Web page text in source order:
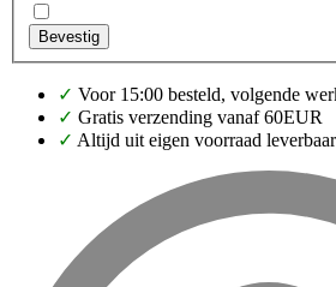
Bevestig
✓ Voor 15:00 besteld, volgende
✓ Gratis verzending vanaf 60EUR
✓ Altijd uit eigen voorraad leverbaar